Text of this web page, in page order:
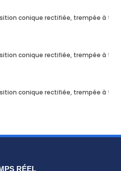
conique rectifiée, trempée à
conique rectifiée, trempée à
conique rectifiée, trempée à
RÉEL